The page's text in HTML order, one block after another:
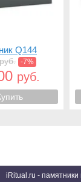
Q144
-7%
руб.
iRitual.ru -